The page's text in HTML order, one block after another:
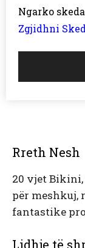
Ngarko
Zgjidhni
Rreth Nesh
20 vjet Bikini,
për meshkuj,
fantastike
Lidhje të